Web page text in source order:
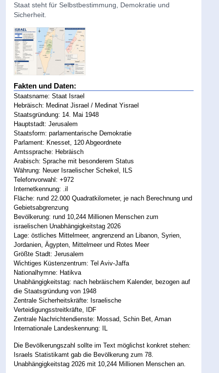
Staat steht für Selbstbestimmung, Demokratie und
Sicherheit.
Fakten und Daten:
Staatsname: Staat Israel
Hebräisch: Medinat Jisrael / Medinat Yisrael
Staatsgründung: 14. Mai 1948
Hauptstadt: Jerusalem
Staatsform: parlamentarische Demokratie
Parlament: Knesset, 120 Abgeordnete
Amtssprache: Hebräisch
Arabisch: Sprache mit besonderem Status
Währung: Neuer Israelischer Schekel, ILS
Telefonvorwahl: +972
Internetkennung: .il
Fläche: rund 22.000 Quadratkilometer, je nach Berechnung und
Gebietsabgrenzung
Bevölkerung: rund 10,244 Millionen Menschen zum
israelischen Unabhängigkeitstag 2026
Lage: östliches Mittelmeer, angrenzend an Libanon, Syrien,
Jordanien, Ägypten, Mittelmeer und Rotes Meer
Größte Stadt: Jerusalem
Wichtiges Küstenzentrum: Tel Aviv-Jaffa
Nationalhymne: Hatikva
Unabhängigkeitstag: nach hebräischem Kalender, bezogen auf
die Staatsgründung von 1948
Zentrale Sicherheitskräfte: Israelische
Verteidigungsstreitkräfte, IDF
Zentrale Nachrichtendienste: Mossad, Schin Bet, Aman
Internationale Landeskennung: IL
Die Bevölkerungszahl sollte im Text möglichst konkret stehen:
Israels Statistikamt gab die Bevölkerung zum 78.
Unabhängigkeitstag 2026 mit 10,244 Millionen Menschen an.